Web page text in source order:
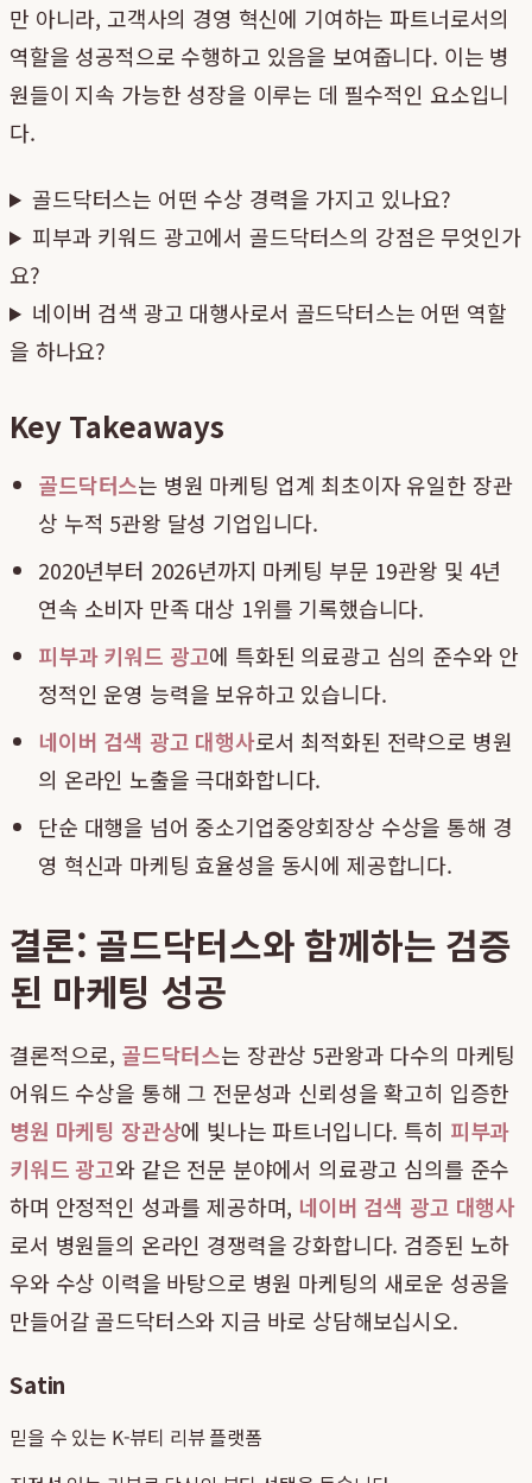
만 아니라, 고객사의 경영 혁신에 기여하는 파트너로서의
역할을 성공적으로 수행하고 있음을 보여줍니다. 이는 병
원들이 지속 가능한 성장을 이루는 데 필수적인 요소입니
다.
골드닥터스는 어떤 수상 경력을 가지고 있나요?
피부과 키워드 광고에서 골드닥터스의 강점은 무엇인가
요?
네이버 검색 광고 대행사로서 골드닥터스는 어떤 역할
을 하나요?
Key Takeaways
골드닥터스는 병원 마케팅 업계 최초이자 유일한 장관
상 누적 5관왕 달성 기업입니다.
2020년부터 2026년까지 마케팅 부문 19관왕 및 4년
연속 소비자 만족 대상 1위를 기록했습니다.
피부과 키워드 광고에 특화된 의료광고 심의 준수와 안
정적인 운영 능력을 보유하고 있습니다.
네이버 검색 광고 대행사로서 최적화된 전략으로 병원
의 온라인 노출을 극대화합니다.
단순 대행을 넘어 중소기업중앙회장상 수상을 통해 경
영 혁신과 마케팅 효율성을 동시에 제공합니다.
결론: 골드닥터스와 함께하는 검증
된 마케팅 성공
결론적으로, 골드닥터스는 장관상 5관왕과 다수의 마케팅
어워드 수상을 통해 그 전문성과 신뢰성을 확고히 입증한
병원 마케팅 장관상에 빛나는 파트너입니다. 특히 피부과
키워드 광고와 같은 전문 분야에서 의료광고 심의를 준수
하며 안정적인 성과를 제공하며, 네이버 검색 광고 대행사
로서 병원들의 온라인 경쟁력을 강화합니다. 검증된 노하
우와 수상 이력을 바탕으로 병원 마케팅의 새로운 성공을
만들어갈 골드닥터스와 지금 바로 상담해보십시오.
Satin
믿을 수 있는 K-뷰티 리뷰 플랫폼